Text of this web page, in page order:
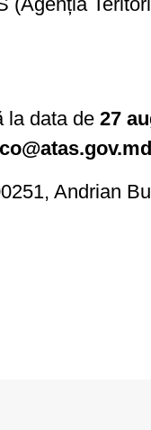
la data de 27
Andrian